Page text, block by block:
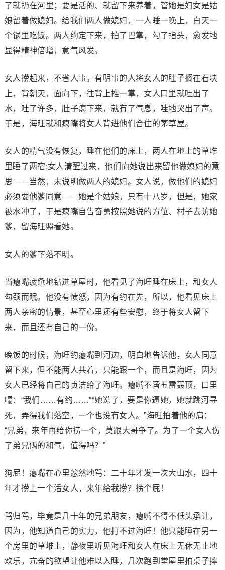
了就扔在河里；要是活的、就留下来养着，管她是妇女是姑
娘留着做媳妇。给我们两人做媳妇，一人睡一晚上，白天一
个锅里吃饭。两人约定下来，拍了巴掌，勾了指头，愈发地
显得精神倍增，意气风发。
女人捞起来，不省人事。有明事的人将女人的肚子搁在石块
上，背朝天，面向下，往背上推一掌，女人口里就吐出了
水，吐了许多，肚子瘪下来，就有了气息，哇地哭出了声。
于是，海旺就和瘪嘴将女人背进他们合住的茅草屋。
女人的精气没有恢复，睡在他们的床上，两人在地上的草堆
里睡了两宿;女人清醒过来，他们向她说出来留他做媳妇的意
思——当然，未说明做两人的媳妇。女人说，做他们的媳妇
必须要他爹同意——她是个姑娘，只有十八岁，但是，她家
被水冲了，于是瘪嘴自告奋勇按照她说的方位、村子去访她
爹，留海旺照看她。
女人的爹下落不明。
当瘪嘴疲惫地钻进草屋时，他看见了海旺睡在床上，和女人
勾颈而眠。他没有愤怒，因为有约在先，所以，他看见床上
两人亲密的情景，甚至心里还有些安慰，终于将女人留下
来，而且还有自己的一份。
晚饭的时候，海旺约瘪嘴到河边，明白地告诉他，女人同意
留下来，但不能两人共着，只能跟一个，而且是海旺，因为
女人已经将自己的贞洁给了海旺。瘪嘴不啻五雷轰顶，口里
嚅：“我们……有约……”“她说了，要是你逼她，她就跳河寻
死，弄得我们落空，一个也没有女人。”海旺拍着他的肩：
“兄弟，来年再给你捞一个，莫跟大哥争了。为了一个女人伤
了弟兄俩的和气，值得吗？”
狗屁！瘪嘴在心里忿然地骂：二十年才发一次大山水，四十
年才捞上一个活女人，来年给我捞？捞个屁！
骂归骂，毕竟是几十年的兄弟朋友，瘪嘴不得不低头承让，
因为，他知道自己的实力，他打不过海旺！他只能睡在另一
个房里的草堆上，静夜里听见海旺和女人在床上无休无止地
欢乐，亢奋的欲望让他难以入睡，几次跑到堂屋里拍桌子摔